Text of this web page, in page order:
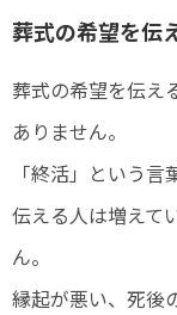
葬式の希望を伝
葬式の希望を伝え
ありません。
「終活」という
伝える人は増えて
ん。
縁起が悪い、死後